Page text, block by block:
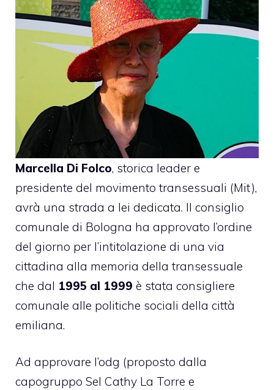
Marcella Di Folco, storica leader e
presidente del movimento transessuali (Mit),
avrà una strada a lei dedicata. Il consiglio
comunale di Bologna ha approvato l’ordine
del giorno per l’intitolazione di una via
cittadina alla memoria della transessuale
che dal 1995 al 1999 è stata consigliere
comunale alle politiche sociali della città
emiliana.
Ad approvare l’odg (proposto dalla
capogruppo Sel Cathy La Torre e